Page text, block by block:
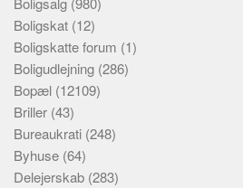
Boligskat (12)
Boligskatte forum (1)
Boligudlejning (286)
Bopæl (12109)
Briller (43)
Bureaukrati (248)
Byhuse (64)
Delejerskab (283)